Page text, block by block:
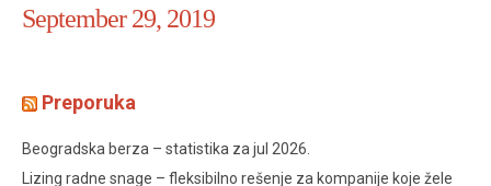
September 29, 2019
Preporuka
Beogradska berza – statistika za jul 2026.
Lizing radne snage – fleksibilno rešenje za kompanije koje žele